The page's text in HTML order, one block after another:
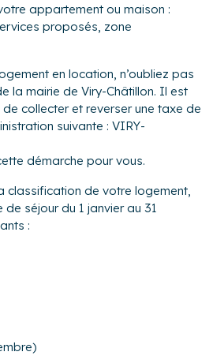
appartement ou maison :
proposés, zone
en location, n’oubliez pas
la mairie de Viry-Châtillon. Il est
collecter et reverser une taxe de
suivante : VIRY-
démarche pour vous.
classification de votre logement,
séjour du 1 janvier au 31
: